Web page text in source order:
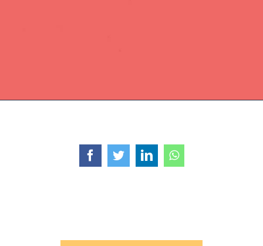
FacebookTwitterLinkedInWhatsApp